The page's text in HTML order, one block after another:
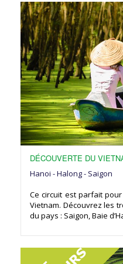
DÉCOUVERTE DU
Hanoi - Halong - Saigon
Ce circuit est parfait
Vietnam. Découvrez les
du pays : Saigon, Baie